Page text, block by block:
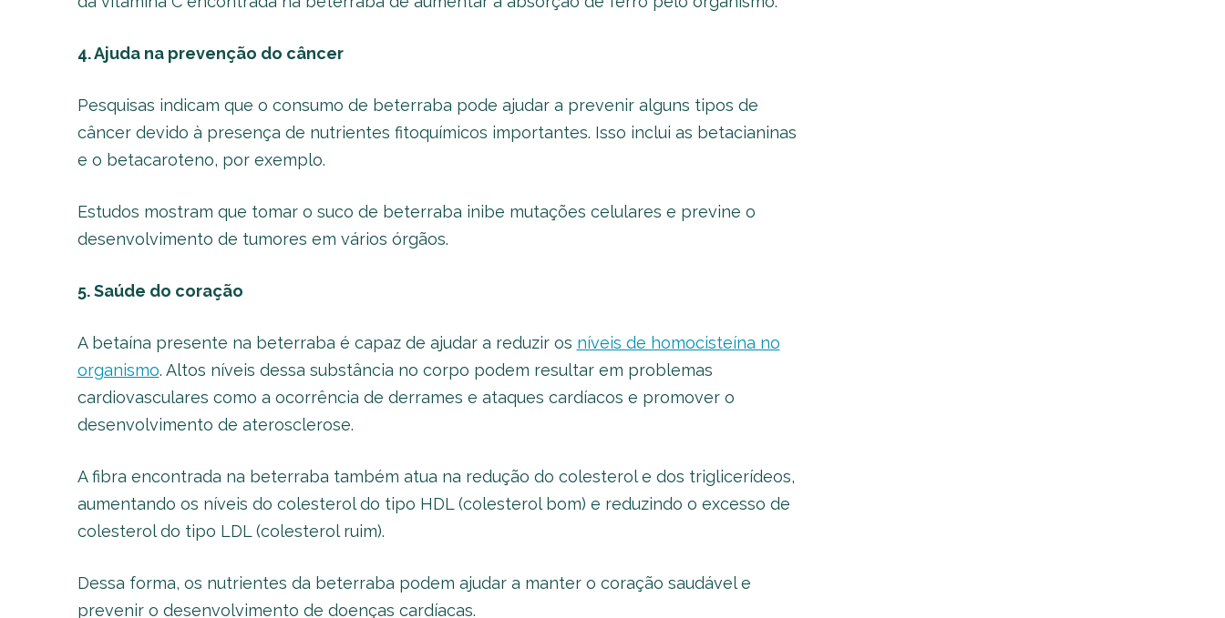
4. Ajuda na prevenção do câncer
Pesquisas indicam que o consumo de beterraba pode ajudar a prevenir alguns tipos de
câncer devido à presença de nutrientes fitoquímicos importantes. Isso inclui as betacianinas
e o betacaroteno, por exemplo.
Estudos mostram que tomar o suco de beterraba inibe mutações celulares e previne o
desenvolvimento de tumores em vários órgãos.
5. Saúde do coração
A betaína presente na beterraba é capaz de ajudar a reduzir os níveis de homocisteína no
organismo. Altos níveis dessa substância no corpo podem resultar em problemas
cardiovasculares como a ocorrência de derrames e ataques cardíacos e promover o
desenvolvimento de aterosclerose.
A fibra encontrada na beterraba também atua na redução do colesterol e dos triglicerídeos,
aumentando os níveis do colesterol do tipo HDL (colesterol bom) e reduzindo o excesso de
colesterol do tipo LDL (colesterol ruim).
Dessa forma, os nutrientes da beterraba podem ajudar a manter o coração saudável e
prevenir o desenvolvimento de doenças cardíacas.